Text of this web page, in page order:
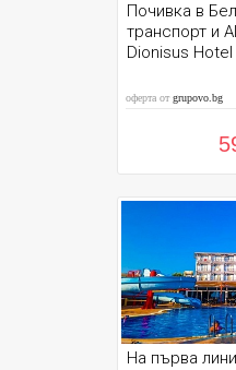
Почивка в
транспорт и
Dionisus
оферта отgrupovo.bg
На първа